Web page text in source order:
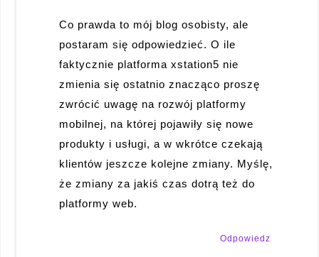
Co prawda to mój blog osobisty, ale
postaram się odpowiedzieć. O ile
faktycznie platforma xstation5 nie
zmienia się ostatnio znacząco proszę
zwrócić uwagę na rozwój platformy
mobilnej, na której pojawiły się nowe
produkty i usługi, a w wkrótce czekają
klientów jeszcze kolejne zmiany. Myślę,
że zmiany za jakiś czas dotrą też do
platformy web.
Odpowiedz